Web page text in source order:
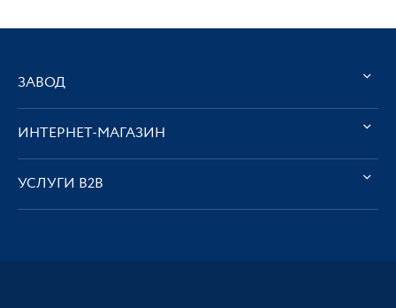
ЗАВОД
ИНТЕРНЕТ-МАГАЗИН
УСЛУГИ В2В